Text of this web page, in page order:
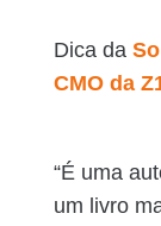
Dica da
CMO da
“É uma
um livro